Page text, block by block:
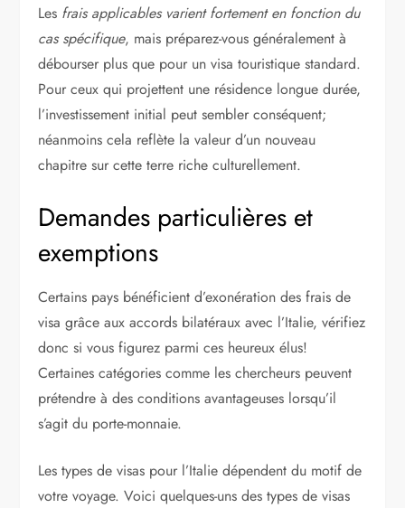
Les frais applicables varient fortement en fonction du
cas spécifique, mais préparez-vous généralement à
débourser plus que pour un visa touristique standard.
Pour ceux qui projettent une résidence longue durée,
l’investissement initial peut sembler conséquent;
néanmoins cela reflète la valeur d’un nouveau
chapitre sur cette terre riche culturellement.
Demandes particulières et
exemptions
Certains pays bénéficient d’exonération des frais de
visa grâce aux accords bilatéraux avec l’Italie, vérifiez
donc si vous figurez parmi ces heureux élus!
Certaines catégories comme les chercheurs peuvent
prétendre à des conditions avantageuses lorsqu’il
s’agit du porte-monnaie.
Les types de visas pour l’Italie dépendent du motif de
votre voyage. Voici quelques-uns des types de visas